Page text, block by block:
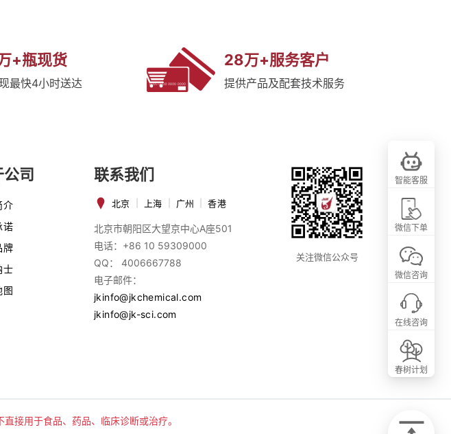
+瓶现货
最快4小时送达
28万+服务客户
提供产品及配套技术服务
司
介
诺
牌
士
图
联系我们
北京 上海 广州 香港
北京市朝阳区大望京中心A座501
电话：+86 10 59309000
QQ： 4006667788
电子邮件：
jkinfo@jkchemical.com
jkinfo@jk-sci.com
关注微信公众号
接用于食品、药品、临床诊断或治疗。
智能客服
微信下单
微信咨询
在线咨询
春树计划